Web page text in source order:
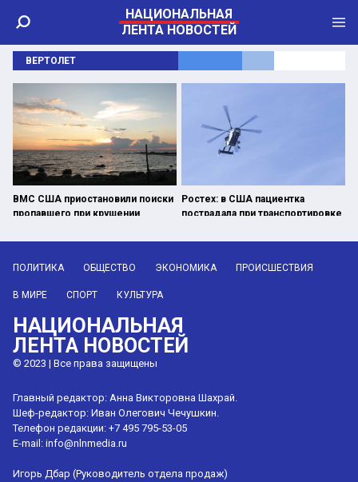
НАЦИОНАЛЬНАЯ
ЛЕНТА НОВОСТЕЙ
ВЕРТОЛЕТ
ВМС США приостановили поиски
пропавшего при крушении
Ростех: в США пациентка
пострадала при транспортировке
ПОЛИТИКА ОБЩЕСТВО ЭКОНОМИКА ПРОИСШЕСТВИЯ
В МИРЕ СПОРТ КУЛЬТУРА
НАЦИОНАЛЬНАЯ
ЛЕНТА НОВОСТЕЙ
© 2023 | Все права защищены
Главный редактор: Анна Викторовна Шахрай.
Шеф-редактор: Иван Олегович Чечушкин.
Телефон редакции: +7 495 795-53-05
E-mail: info@nlnmedia.ru
Игорь Дбар (Руководитель отдела продаж)